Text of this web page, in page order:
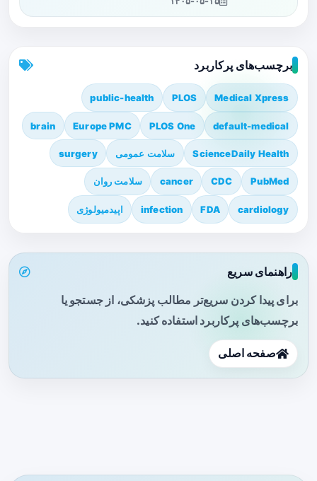
برچسب‌های پرکاربرد
Medical Xpress
PLOS
public-health
default-medical
PLOS One
Europe PMC
brain
ScienceDaily Health سلامت عمومی surgery
PubMed
CDC
cancer سلامت روان
cardiology
FDA
infection اپیدمیولوژی
راهنمای سریع
برای پیدا کردن سریع‌تر مطالب پزشکی، از جستجو یا
برچسب‌های پرکاربرد استفاده کنید.
صفحه اصلی